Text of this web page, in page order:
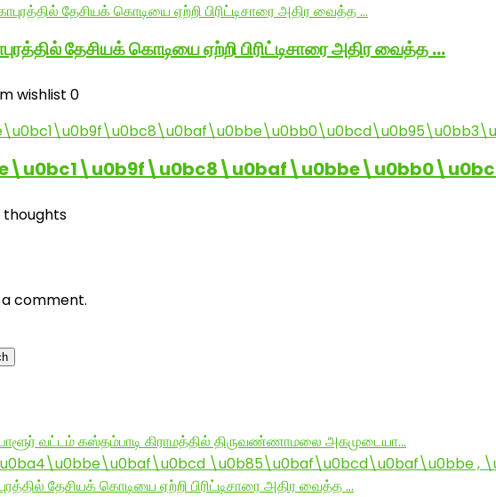
தேசியக் கொடியை ஏற்றி பிரிட்டிசாரை அதிர வைத்த …
wishlist 0
thoughts
comment.
வட்டம் கஸ்தம்பாடி கிராமத்தில் திருவண்ணாமலை அகமுடையா…
\u0b85\u0baf\u0bcd\u0baf\u0bbe ,
தேசியக் கொடியை ஏற்றி பிரிட்டிசாரை அதிர வைத்த …